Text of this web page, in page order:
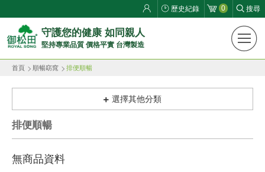
御
松
健
康
生
守護您的健康 如同親人
堅持專業品質 價格平實 台灣製造
歷史紀錄 0 搜尋
首頁 順暢窈窕 排便順暢
選擇其他分類
排便順暢
無商品資料